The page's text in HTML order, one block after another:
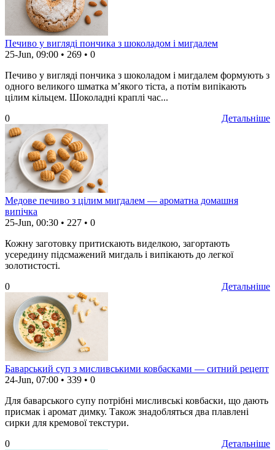
Печиво у вигляді пончика з шоколадом і мигдалем
25-Jun, 09:00 • 269 • 0
Печиво у вигляді пончика з шоколадом і мигдалем формують з
одного великого шматка м’якого тіста, а потім випікають
цілим кільцем. Шоколадні краплі час...
Детальніше
0
Медове печиво з цілим мигдалем — ароматна домашня
випічка
25-Jun, 00:30 • 227 • 0
Кожну заготовку притискають виделкою, загортають
усередину підсмажений мигдаль і випікають до легкої
золотистості.
Детальніше
0
Баварський суп з мисливськими ковбасками — ситний рецепт
24-Jun, 07:00 • 339 • 0
Для баварського супу потрібні мисливські ковбаски, що дають
присмак і аромат димку. Також знадобляться два плавлені
сирки для кремової текстури.
Детальніше
0